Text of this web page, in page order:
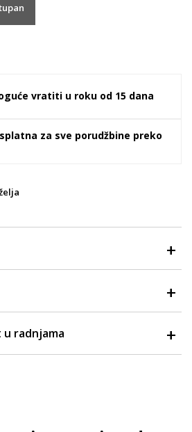
vratiti u roku od 15 dana
za sve porudžbine preko
radnjama